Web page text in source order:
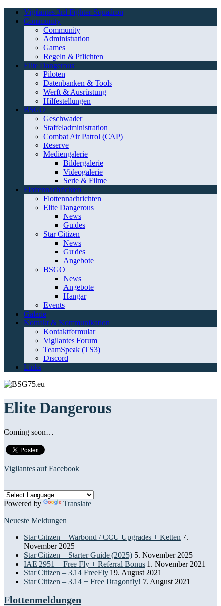
Vigilantes 3rd Fighter Squadron
Community
Community
Administration
Games
Regeln & Pflichten
Elite Dangerous
Piloten
Datenbanken & Tools
Werft & Ausrüstung
Hilfestellungen
BSGO
Geschwader
Staffeladministration
Combat Air Patrol (CAP)
Reserve
Mediengalerie
Bildergalerie
Videogalerie
Serie & Filme
Flottennachrichten
Flottennachrichten
Elite Dangerous
News
Guides
Star Citizen
News
Guides
Angebote
BSGO
News
Angebote
Hangar
Events
Galerie
Kontakt & Kommunikation
Kontaktformular
Vigilantes Forum
TeamSpeak (TS3)
Discord
Links
Elite Dangerous
Coming soon…
Vigilantes auf Facebook
Powered by
Translate
Neueste Meldungen
Star Citizen – Warbond / CCU Upgrades + Ketten 7.
November 2025
Star Citizen – Starter Guide (2025) 5. November 2025
IAE 2951 + Free Fly + Referral Bonus 1. November 2021
Star Citizen – 3.14 FreeFly 19. August 2021
Star Citizen – 3.14 + Free Dragonfly! 7. August 2021
Flottenmeldungen